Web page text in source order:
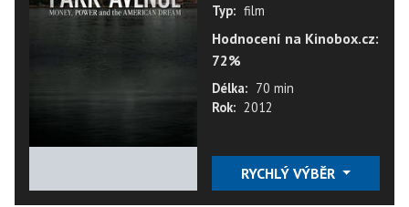
Typ: film
Hodnocení na Kinobox.cz:
72%
Délka: 70 min
Rok: 2012
RYCHLÝ VÝBĚR